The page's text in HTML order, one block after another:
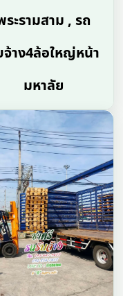
ระรามสาม , รถ
จ้าง4ล้อใหญ่หน้า
มหาลัย